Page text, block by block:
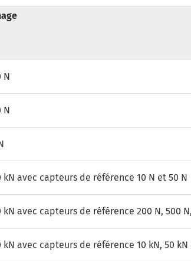
N
N
kN avec capteurs de référence 10 N et 50 N
kN avec capteurs de référence 200 N, 500
kN avec capteurs de référence 10 kN, 50 kN